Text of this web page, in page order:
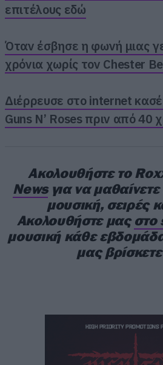
Η τελευταία φορά που οι
κάτι παραπάνω από
Η ανταπόκριση των fans
έλευσης τους ήταν
εισιτήριαεξαφανίστηκαν
τέσσερις ημέρες. Η
μόλις δύο ώρες από την
Sale. Σε κάποια στιγμή, η
τους 70.000
επιτέλους εδώ
Όταν έσβησε η φωνή μιας
χρόνια χωρίς τον Chester
Διέρρευσε στο internet
Guns N’ Roses πριν από 40
Ακολουθήστε το
Newsγια να
μουσική, σειρές
Ακολουθήστε μαςστο
μουσική κάθε
μας βρίσκετε